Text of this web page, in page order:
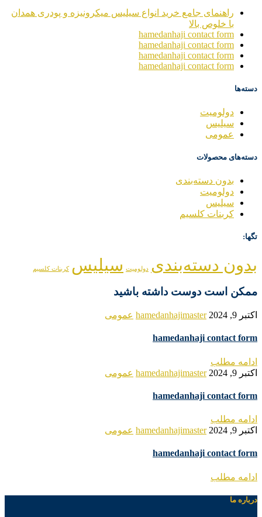
راهنمای جامع خرید انواع سیلیس میکرونیزه و پودری همدان
با خلوص بالا
hamedanhaji contact form
hamedanhaji contact form
hamedanhaji contact form
hamedanhaji contact form
دسته‌ها
دولومیت
سیلیس
عمومی
دسته‌های محصولات
بدون دسته‌بندی
دولومیت
سیلیس
کربنات کلسیم
تگها:
بدون دسته‌بندی دولومیت سیلیس کربنات کلسیم
ممکن است دوست داشته باشید
اکتبر 9, 2024 hamedanhajimaster عمومی
hamedanhaji contact form
ادامه مطلب
اکتبر 9, 2024
hamedanhajimaster عمومی
hamedanhaji contact form
ادامه مطلب
اکتبر 9, 2024
hamedanhajimaster عمومی
hamedanhaji contact form
ادامه مطلب
درباره ما